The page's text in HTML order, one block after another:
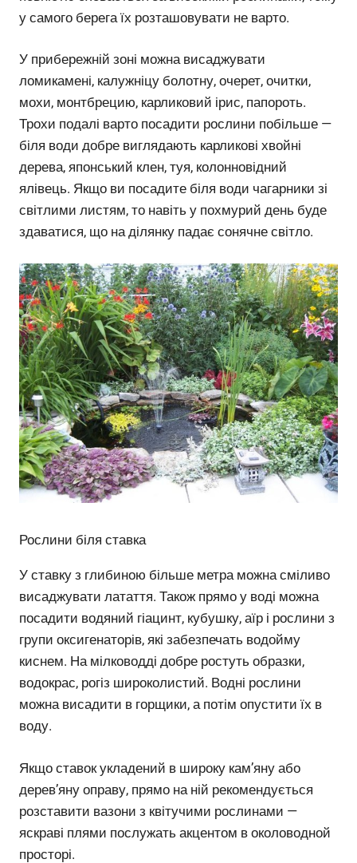
у самого берега їх розташовувати не варто.
У прибережній зоні можна висаджувати
ломикамені, калужніцу болотну, очерет, очитки,
мохи, монтбрецию, карликовий ірис, папороть.
Трохи подалі варто посадити рослини побільше —
біля води добре виглядають карликові хвойні
дерева, японський клен, туя, колонновідний
ялівець. Якщо ви посадите біля води чагарники зі
світлими листям, то навіть у похмурий день буде
здаватися, що на ділянку падає сонячне світло.
Рослини біля ставка
У ставку з глибиною більше метра можна сміливо
висаджувати латаття. Також прямо у воді можна
посадити водяний гіацинт, кубушку, аїр і рослини з
групи оксигенаторів, які забезпечать водойму
киснем. На мілководді добре ростуть образки,
водокрас, рогіз широколистий. Водні рослини
можна висадити в горщики, а потім опустити їх в
воду.
Якщо ставок укладений в широку кам’яну або
дерев’яну оправу, прямо на ній рекомендується
розставити вазони з квітучими рослинами —
яскраві плями послужать акцентом в околоводной
просторі.